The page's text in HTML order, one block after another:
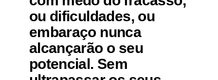
ou dificuldades, ou
embaraço nunca
alcançarão o seu
potencial. Sem